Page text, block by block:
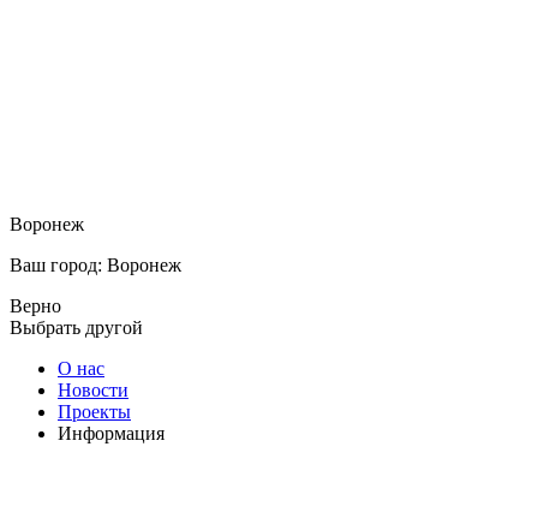
Воронеж
Ваш город: Воронеж
Верно
Выбрать другой
О нас
Новости
Проекты
Информация